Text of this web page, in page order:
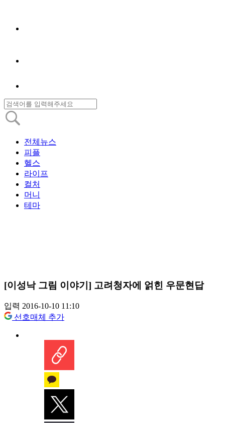
전체뉴스
피플
헬스
라이프
컬처
머니
테마
[이성낙 그림 이야기] 고려청자에 얽힌 우문현답
입력 2016-10-10 11:10
선호매체 추가